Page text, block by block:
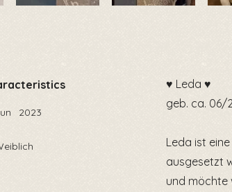
2023
♥️ Leda ♥️
geb. ca. 06/
Leda ist
ausgesetzt
und möchte